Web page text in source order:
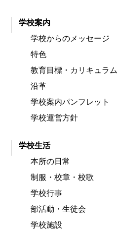
学校案内
学校からのメッセージ
特色
教育目標・カリキュラム
沿革
学校案内パンフレット
学校運営方針
学校生活
本所の日常
制服・校章・校歌
学校行事
部活動・生徒会
学校施設